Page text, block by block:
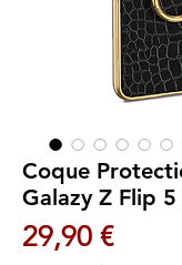
Coque
Galazy Z Flip 5
29,90 €Prix